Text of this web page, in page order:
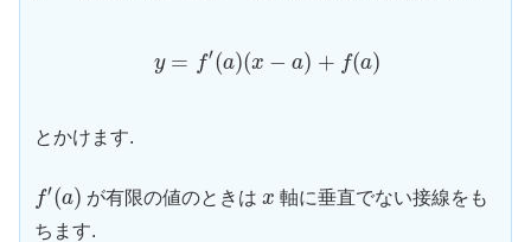
y = f′(a)(x − a) + f(a)
=f′( a )( +
とかけます.
f′(a)
′(a が有限の値のときはx
x 軸に垂直でない接線をも
ちます.